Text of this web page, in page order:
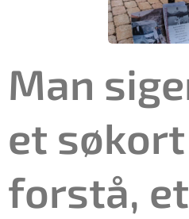
Man
et
forstå,